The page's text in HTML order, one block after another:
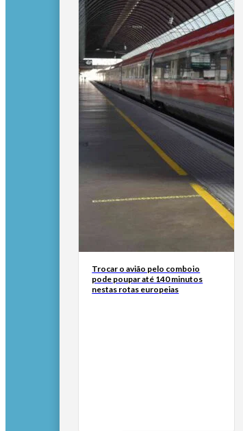
Trocar o avião pelo comboio
pode poupar até 140 minutos
nestas rotas europeias